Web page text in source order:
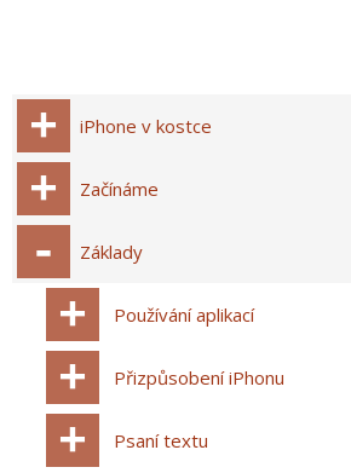
iPhone v kostce
Začínáme
Základy
Používání aplikací
Přizpůsobení iPhonu
Psaní textu